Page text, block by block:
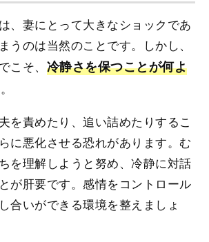
、妻にとって大きなショックであ
うのは当然のことです。しかし、
こそ、 冷静さを保つことが何よ
を責めたり、追い詰めたりするこ
に悪化させる恐れがあります。む
を理解しようと努め、冷静に対話
が肝要です。感情をコントロール
合いができる環境を整えましょ